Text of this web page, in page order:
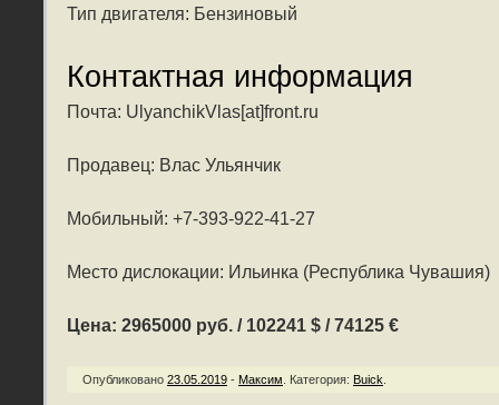
Тип двигателя: Бензиновый
Контактная информация
Почта: UlyanchikVlas[at]front.ru
Продавец: Влас Ульянчик
Мобильный: +7-393-922-41-27
Место дислокации: Ильинка (Республика Чувашия)
Цена: 2965000 руб. / 102241 $ / 74125 €
Опубликовано 23.05.2019 - Максим Категория: Buick